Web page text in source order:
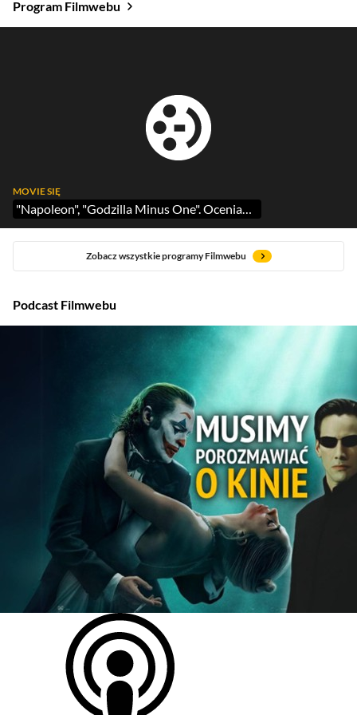
Program Filmwebu
MOVIE SIĘ
"Napoleon", "Godzilla Minus One". Oceniamy
Zobacz wszystkie programy Filmwebu
Podcast Filmwebu